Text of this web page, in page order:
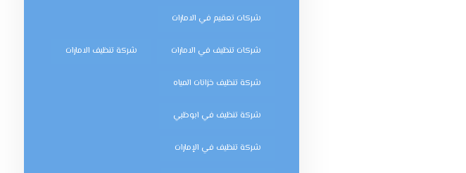
شركات تعقيم في الامارات
شركات تنظيف في الامارات شركة تنظيف الامارات
شركة تنظيف خزانات المياه
شركة تنظيف في ابوظبي
شركة تنظيف في الإمارات